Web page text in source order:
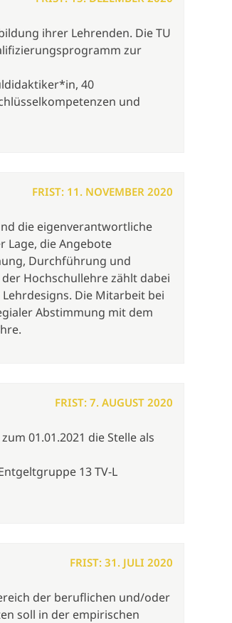
ihrer Lehrenden. Die TU
zur
40
und
FRIST: 11. NOVEMBER 2020
die eigenverantwortliche
Lage, die Angebote
Durchführung und
Hochschullehre zählt dabei
Die Mitarbeit bei
Abstimmung mit dem
FRIST: 7. AUGUST 2020
01.01.2021 die Stelle als
13 TV-L
FRIST: 31. JULI 2020
der beruflichen und/oder
soll in der empirischen